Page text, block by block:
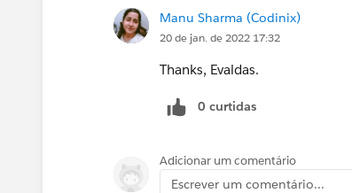
Manu Sharma (Codinix)
20 de jan. de 2022 17:32
Thanks, Evaldas.
0 curtidas
Adicionar um comentário
Escrever um comentário...